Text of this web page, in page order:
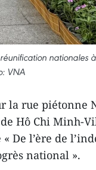
nationales
VNA
la rue piétonne
Hô Chi Minh-
De l’ère de
national ».